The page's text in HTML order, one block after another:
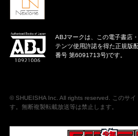
ABJマークは、この電子書店
テンツ使用許諾を得た正規版
番号 第6091713号)です。
© SHUEISHA Inc . All rights reserved. このサ
す。無断複製転載放送等は禁止します。